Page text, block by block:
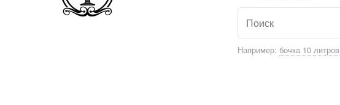
Например: бочка 10 литров